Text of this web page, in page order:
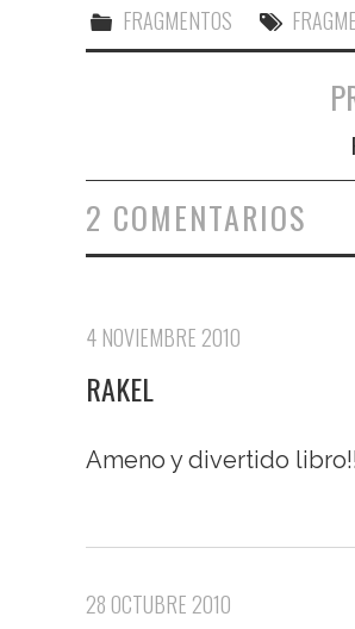
FRAGMENTOS
Navegación de entradas
2 COMENTARIOS
4 NOVIEMBRE 2010
RAKEL
Ameno y divertido libro!!
28 OCTUBRE 2010